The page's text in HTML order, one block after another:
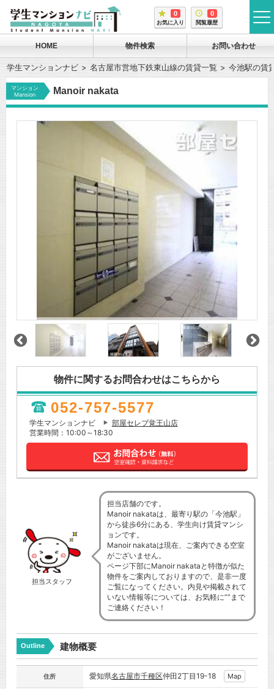
0
お気に入り
0
閲覧履歴
HOME 物件検索 お問い合わせ
学生マンションナビ 名古屋市営地下鉄東山線の賃貸一覧 今池駅の賃
マンション
Mansion
Manoir nakata
物件に関するお問合わせはこちらから
052-757-5577
学生マンションナビ
部屋セレブ覚王山店
営業時間：10:00～18:30
担当スタッフ
担当店舗のです。
Manoir nakataは、最寄り駅の「今池駅」
から徒歩6分にある、学生向け賃貸マンシ
ョンです。
Manoir nakataは現在、ご案内できる空室
がございません。
ページ下部にManoir nakataと特徴が似た
物件をご案内しておりますので、是非一度
ご覧になってください。内見や掲載されて
いない情報等については、お気軽に””まで
ご連絡ください！
Outline 建物概要
住所 愛知県名古屋市千種区仲田2丁目19-18 Map